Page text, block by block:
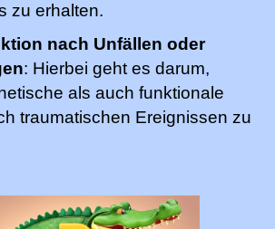
zu erhalten.
nach Unfällen oder
: Hierbei geht es darum,
als auch funktionale
traumatischen Ereignissen zu